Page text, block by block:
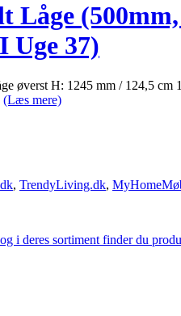
Låge
Uge 37)
øverst H: 1245 mm / 124,5
(Læs mere)
, TrendyLiving.dk,
i deres sortiment finder du